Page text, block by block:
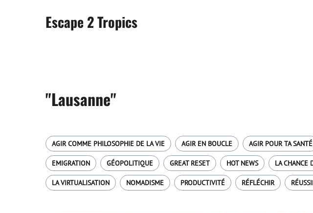
Escape 2 Tropics
"Lausanne"
AGIR COMME PHILOSOPHIE DE LA VIE AGIR EN BOUCLE AGIR POUR TA SANTÉ
EMIGRATION GÉOPOLITIQUE GREAT RESET HOT NEWS LA CHANCE
LA VIRTUALISATION NOMADISME PRODUCTIVITÉ RÉFLÉCHIR